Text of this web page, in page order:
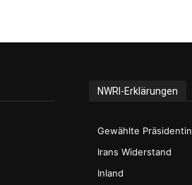
NWRI-Erklärungen
Gewählte Präsidentin
Irans Widerstand
Inland